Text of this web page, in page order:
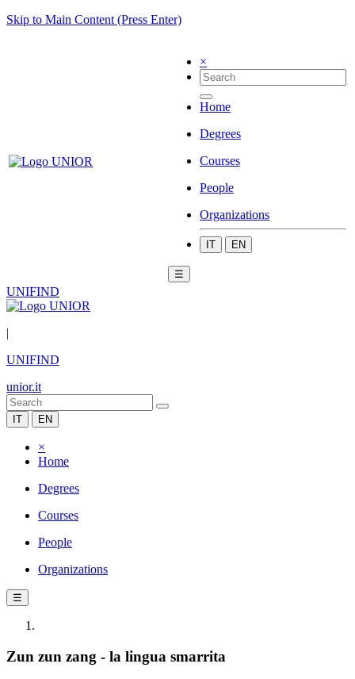
Skip to Main Content (Press Enter)
×
Home
Degrees
Courses
People
Organizations
IT EN
☰
UNIFIND
|
UNIFIND
unior.it
IT EN
×
Home
Degrees
Courses
People
Organizations
☰
Zun zun zang - la lingua smarrita